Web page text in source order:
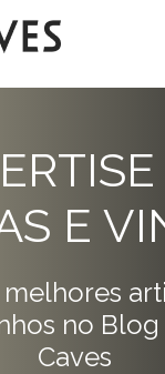
E
no
Caves